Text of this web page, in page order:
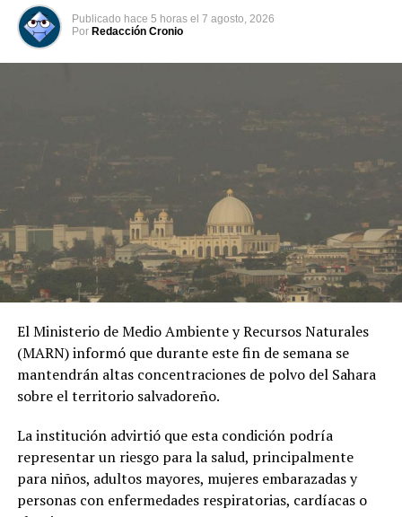
otras cinco al abrir fuego en
un bar
6 octubre, 2019
En «Internacionales»
bebita
En «Internacionales»
INSÓLITO: Mujer da a luz a 6
bebés en hospital
20 mayo, 2019
En «Virales»
RELATED TOPICS:
UP NEXT
Capturan a diez salvadoreños cuando intentaban cruzar
hacia EE.UU
DON'T MISS
Mujer asesina a su hijo de ocho meses como una
ofrenda al diablo
Publicado hace 5 horas el 7 agosto, 2026
Por Redacción Cronio
El Ministerio de Medio Ambiente y Recursos Naturales
(MARN) informó que durante este fin de semana se
mantendrán altas concentraciones de polvo del Sahara
sobre el territorio salvadoreño.
La institución advirtió que esta condición podría
representar un riesgo para la salud, principalmente
para niños, adultos mayores, mujeres embarazadas y
personas con enfermedades respiratorias, cardíacas o